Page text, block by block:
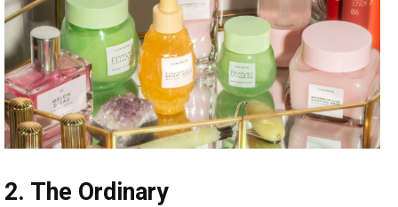
2. The Ordinary